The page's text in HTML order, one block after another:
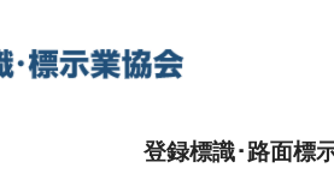
登録標識･路面標